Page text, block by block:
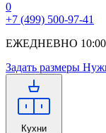
0
+7 (499) 500-97-41
ЕЖЕДНЕВНО 10:00
Задать размеры
Кухни